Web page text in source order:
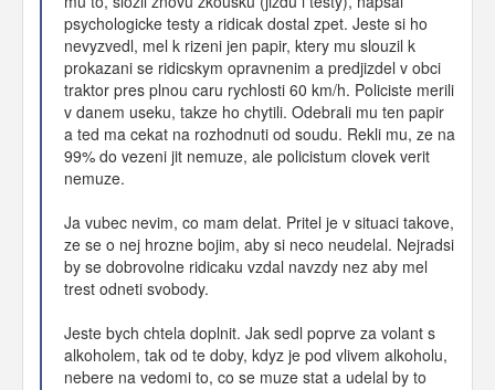
psychologicke testy a ridicak dostal zpet. Jeste si ho
nevyzvedl, mel k rizeni jen papir, ktery mu slouzil k
prokazani se ridicskym opravnenim a predjizdel v obci
traktor pres plnou caru rychlosti 60 km/h. Policiste merili
v danem useku, takze ho chytili. Odebrali mu ten papir
a ted ma cekat na rozhodnuti od soudu. Rekli mu, ze na
99% do vezeni jit nemuze, ale policistum clovek verit
nemuze.
Ja vubec nevim, co mam delat. Pritel je v situaci takove,
ze se o nej hrozne bojim, aby si neco neudelal. Nejradsi
by se dobrovolne ridicaku vzdal navzdy nez aby mel
trest odneti svobody.
Jeste bych chtela doplnit. Jak sedl poprve za volant s
alkoholem, tak od te doby, kdyz je pod vlivem alkoholu,
nebere na vedomi to, co se muze stat a udelal by to